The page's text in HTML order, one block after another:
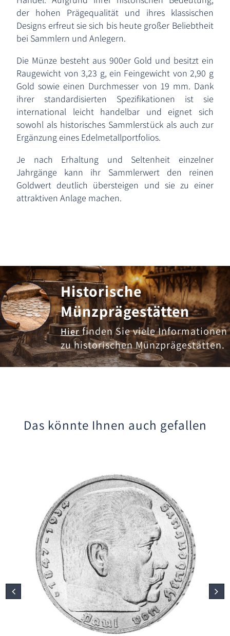
der hohen Prägequalität und ihres klassischen
Designs erfreut sie sich bis heute großer Beliebtheit
bei Sammlern und Anlegern.
Die Münze besteht aus 900er Gold und besitzt ein
Raugewicht von 3,23 g, ein Feingewicht von 2,90 g
Gold sowie einen Durchmesser von 19 mm. Dank
ihrer standardisierten Spezifikationen ist sie
international leicht handelbar und eignet sich
sowohl als historisches Sammlerstück als auch zur
Ergänzung eines Edelmetallportfolios.
Je nach Erhaltung und Seltenheit einzelner
Jahrgänge kann ihr Sammlerwert den reinen
Goldwert deutlich übersteigen und sie zu einer
attraktiven Anlage machen.
Historische
Münzprägestätten
Hierfinden Sie viele Informationen
zu historischen Münzprägestätten.
Das könnte Ihnen auch gefallen